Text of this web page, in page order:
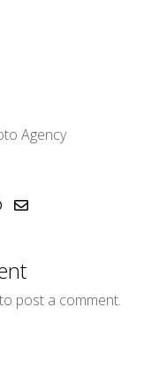
Agency
Whatsapp
Share
to post a comment.